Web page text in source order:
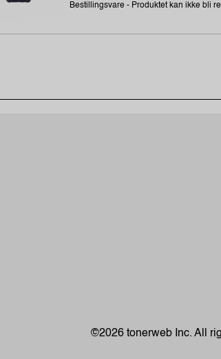
Bestillingsvare - Produktet kan ikke bli
©2026 tonerweb Inc. All